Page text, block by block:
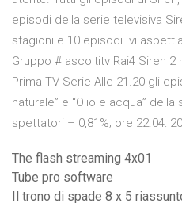
episodi della serie televisiva
stagioni e 10 episodi. vi
Gruppo # ascoltitv Rai4 Siren 2
Prima TV Serie Alle 21.20 gli
naturale” e “Olio e acqua”
spettatori – 0,81%; ore 22.04:
The flash streaming 4x01
Tube pro software
Il trono di spade 8 x 5